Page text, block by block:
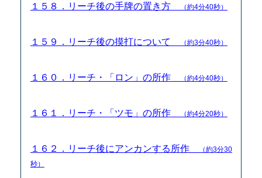
１５８．リーチ後の手牌の置き方 （約4分40秒）
１５９．リーチ後の摸打について （約3分40秒）
１６０．リーチ・「ロン」の所作 （約4分40秒）
１６１．リーチ・「ツモ」の所作 （約4分20秒）
１６２．リーチ後にアンカンする所作
（約3分30
秒）